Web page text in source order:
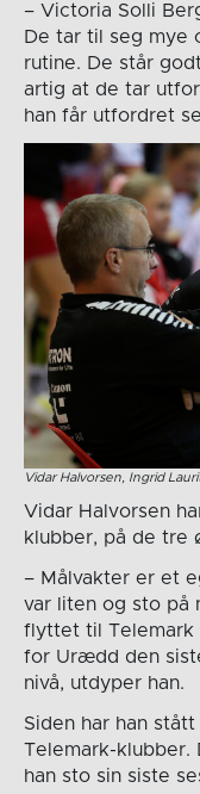
– Victoria Solli
De tar til seg mye
rutine. De står
artig at de tar
han får utfordret
Vidar Halvorsen, Ingrid
Vidar Halvorsen
klubber, på de tre
– Målvakter er et
var liten og sto på
flyttet til Telemark
for Urædd den
nivå, utdyper han.
Siden har han
Telemark-klubber.
han sto sin siste